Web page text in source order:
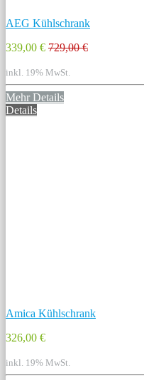
AEG Kühlschrank
339,00 € 729,00 €
inkl. 19% MwSt.
Mehr Details
Details
Amica Kühlschrank
326,00 €
inkl. 19% MwSt.